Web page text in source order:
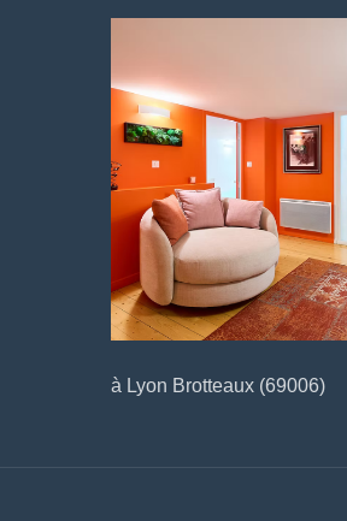
à Lyon Brotteaux (69006)